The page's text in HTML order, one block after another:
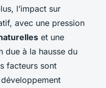
l’impact sur
avec une pression
et une
due à la hausse du
facteurs sont